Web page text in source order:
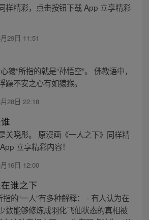
样精彩，点击按钮下载 App 立享精彩
29日 11:51
猿”所指的就是“孙悟空”。 佛教语中，
躁不安之心有如猿猴。
28日 22:18
关晓彤。 原漫画《一人之下》同样精
立享精彩内容！
16日 12:00
谁之下
指的“一人”有多种解释： - 有人认为在
数能够修炼成羽化飞仙状态的真相被